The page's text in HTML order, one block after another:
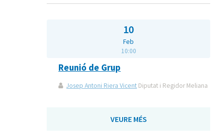
10
Feb
10:00
Reunió de Grup
Josep Antoni Riera Vicent Diputat i Regidor Meliana
VEURE MÉS